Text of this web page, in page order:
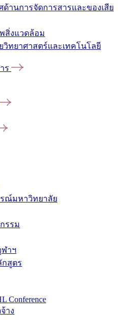
ด้านการจัดการสารและของเสีย
สิ่งแวดล้อม
วิทยาศาสตร์และเทคโนโลยี
ร
ณ์มหาวิทยาลัย
รรม
าฯ
สูตร
Conference
าง